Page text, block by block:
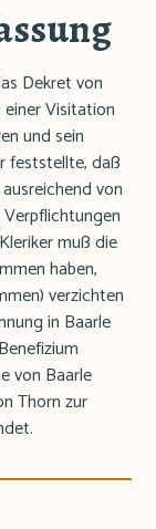
Dekret von
Visitation
und sein
feststellte, daß
von
muß die
haben,
verzichten
in Baarle
von Baarle
Thorn zur